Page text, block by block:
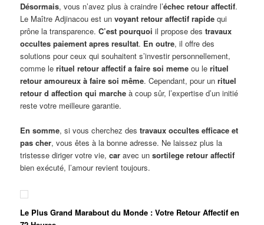
Désormais, vous n’avez plus à craindre l’échec retour affectif.
Le Maître Adjinacou est unvoyant retour affectif rapide qui
prône la transparence.C’est pourquoi il propose destravaux
occultes paiement apres resultat. En outre, il offre des
solutions pour ceux qui souhaitent s’investir personnellement,
comme lerituel retour affectif a faire soi meme ou lerituel
retour amoureux à faire soi même. Cependant, pour unrituel
retour d affection qui marche à coup sûr, l’expertise d’un initié
reste votre meilleure garantie.
En somme, si vous cherchez destravaux occultes efficace et
pas cher, vous êtes à la bonne adresse. Ne laissez plus la
tristesse diriger votre vie,car avec unsortilege retour affectif
bien exécuté, l’amour revient toujours.
Le Plus Grand Marabout du Monde : Votre Retour Affectif en